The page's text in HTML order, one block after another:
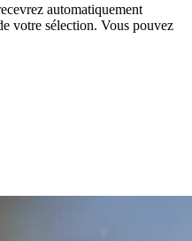
automatiquement
votre sélection. Vous pouvez